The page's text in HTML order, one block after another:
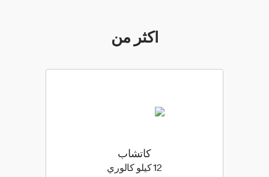
أكثر من
كاتشاب
12 كيلو كالوري 12 كيلو سعرة حرارية